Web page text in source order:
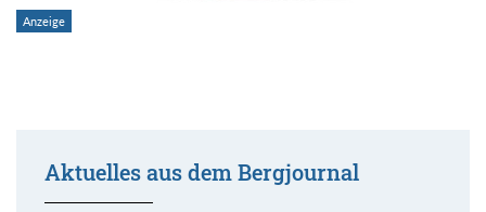
Aktuelles aus dem Bergjournal